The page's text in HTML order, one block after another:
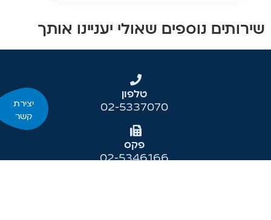
שירותים נוספים שאולי יעניינו אותך
יצירת
קשר
טלפון
02-5337070
פקס
02-5346166